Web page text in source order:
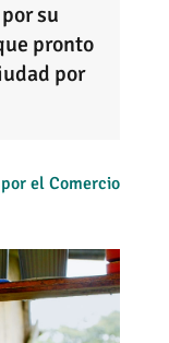
su
pronto
por
el Comercio